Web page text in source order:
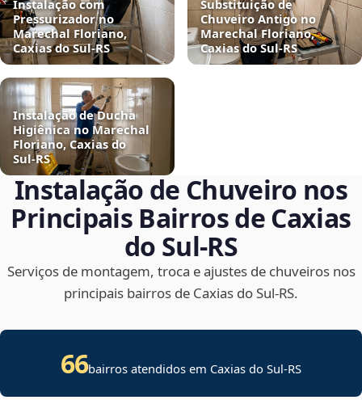
Instalação com
Pressurizador no
Marechal Floriano,
Caxias do Sul‑RS
Substituição de
Chuveiro Antigo no
Marechal Floriano,
Caxias do Sul‑RS
Instalação de Ducha
Higiênica no Marechal
Floriano, Caxias do
Sul‑RS
Instalação de Chuveiro nos
Principais Bairros de Caxias
do Sul‑RS
Serviços de montagem, troca e ajustes de chuveiros nos
principais bairros de Caxias do Sul‑RS.
66bairros atendidos em Caxias do Sul-RS